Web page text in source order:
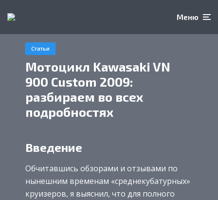
Меню
Статьи
Мотоцикл Kawasaki VN
900 Custom 2009:
разбираем во всех
подробностях
Введение
Обчитавшись обзорами и отзывами по
нынешним временам «среднекубатурных»
круизеров, я выяснил, что для полного